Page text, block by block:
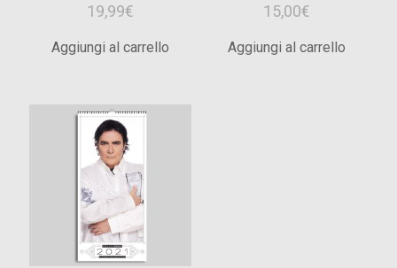
19,99€
Aggiungi al carrello
15,00€
Aggiungi al carrello